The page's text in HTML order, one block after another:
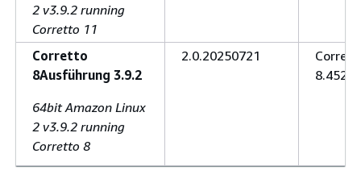
2 v3.9.2 running
Corretto 11
Corretto
8Ausführung 3.9.2
64bit Amazon Linux
2 v3.9.2 running
Corretto 8
2.0.20250721